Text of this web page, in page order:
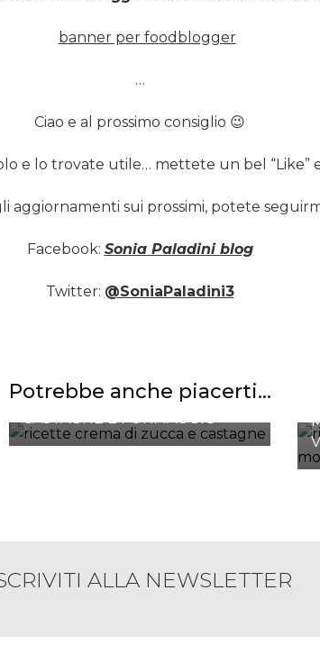
…
Ciao e al prossimo consiglio 😉
e lo trovate utile… mettete un bel “Like”
aggiornamenti sui prossimi, potete
Facebook: Sonia Paladini blog
Twitter: @SoniaPaladini3
Potrebbe anche piacerti...
VELLUTATA DI ZUCCA,
CASTAGNE E FORMAGGIO
ALLA NEWSLETTER